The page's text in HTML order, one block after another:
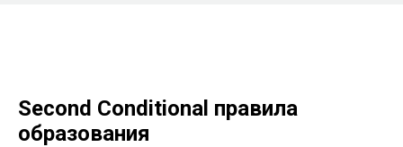
Second Conditional правила
образования